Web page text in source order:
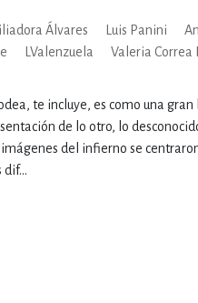
Álvares Luis Panini
LValenzuela Valeria Correa
te incluye, es como una
de lo otro, lo
del infierno se
dif...